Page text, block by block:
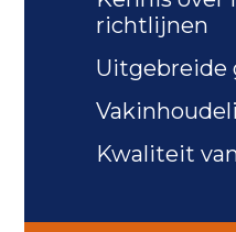
richtlijnen
Uitgebreide
Kwaliteit